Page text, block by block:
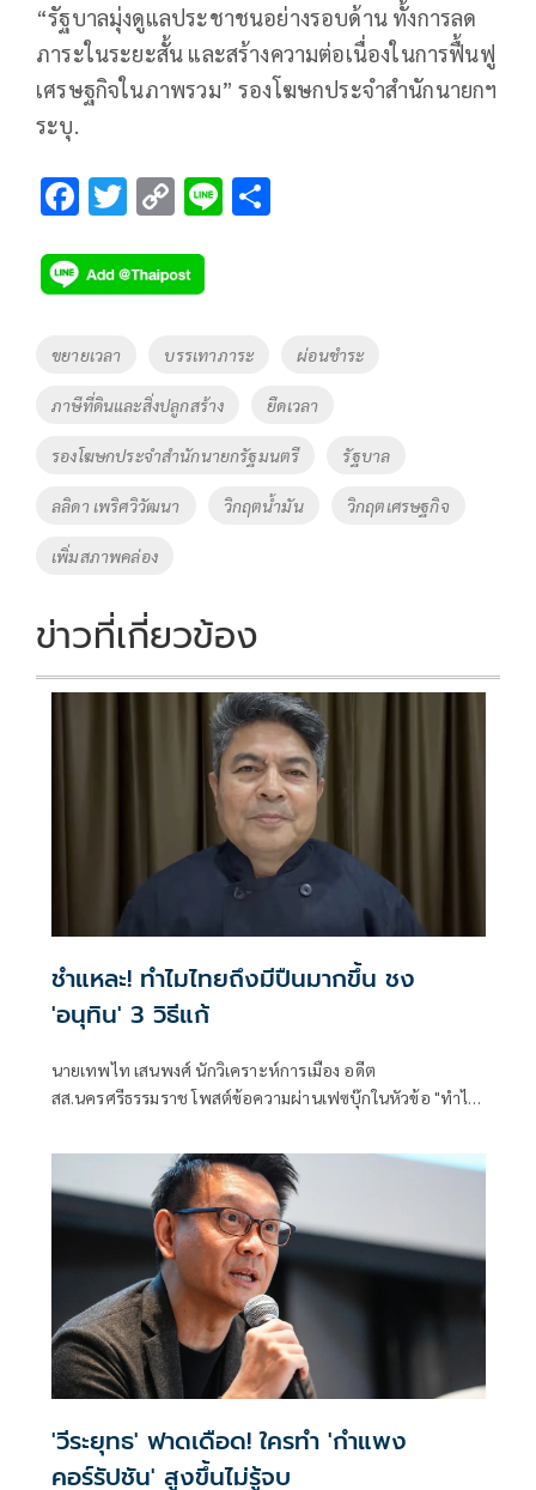
“รัฐบาลมุ่งดูแลประชาชนอย่างรอบด้าน ทั้งการลด
ภาระในระยะสั้น และสร้างความต่อเนื่องในการฟื้นฟู
เศรษฐกิจในภาพรวม” รองโฆษกประจำสำนักนายกฯ
ระบุ.
F
e
b
o
o
k
T
tt
er
C
p
y
Li
k
Li
Tags
ขยายเวลา บรรเทาภาระ ผ่อนชำระ
ภาษีที่ดินและสิ่งปลูกสร้าง ยืดเวลา
รองโฆษกประจำสำนักนายกรัฐมนตรี รัฐบาล
ลลิดา เพริศวิวัฒนา วิกฤตน้ำมัน วิกฤตเศรษฐกิจ
เพิ่มสภาพคล่อง
ข่าวที่เกี่ยวข้อง
ชำแหละ! ทำไมไทยถึงมีปืนมากขึ้น ชง
'อนุทิน' 3 วิธีแก้
นายเทพไท เสนพงศ์ นักวิเคราะห์การเมือง อดีต
สส.นครศรีธรรมราช โพสต์ข้อความผ่านเฟซบุ๊กในหัวข้อ "ทำไม
'วีระยุทธ' ฟาดเดือด! ใครทำ 'กำแพง
คอร์รัปชัน' สูงขึ้นไม่รู้จบ